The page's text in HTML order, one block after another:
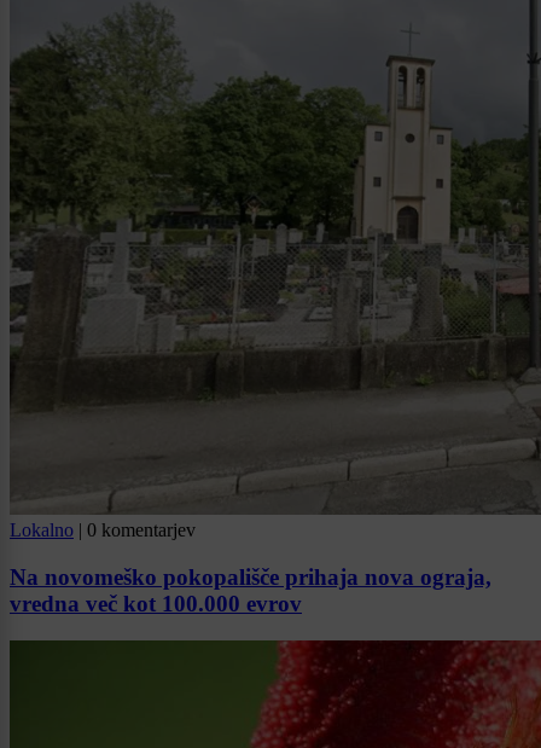
Lokalno | 0 komentarjev
Na novomeško pokopališče prihaja nova ograja,
vredna več kot 100.000 evrov